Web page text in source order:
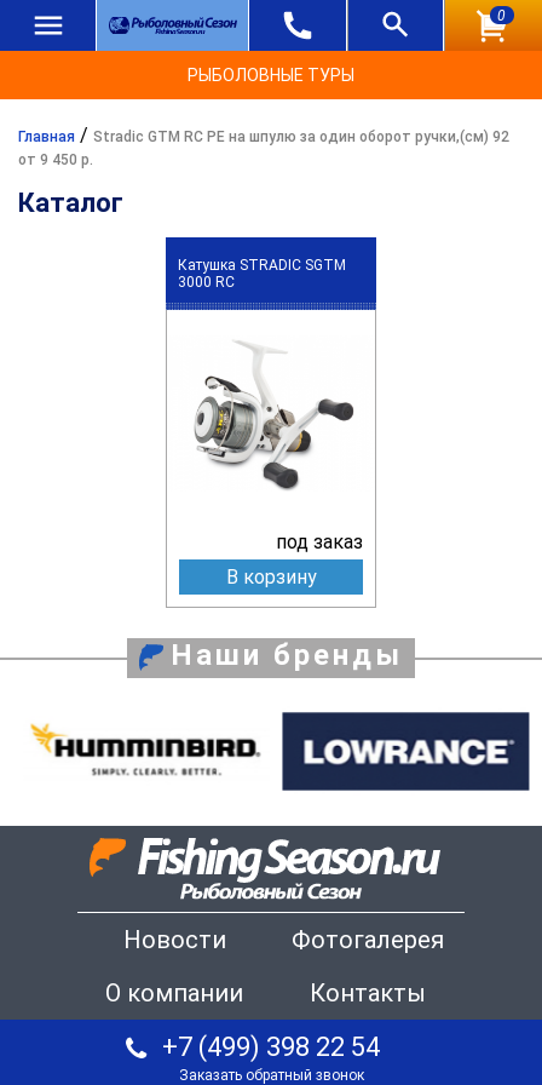
0
РЫБОЛОВНЫЕ ТУРЫ
Главная / Stradic GTM RC PE на шпулю за один оборот ручки,(см) 92
от 9 450 р.
Каталог
Катушка STRADIC SGTM
3000 RC
под заказ
В корзину
Наши бренды
Новости
Фотогалерея
О компании
Контакты
+7 (499) 398 22 54
Заказать обратный звонок